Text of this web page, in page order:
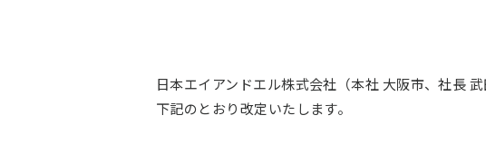
日本エイアンドエル株式会社（本社 大阪市、社長
下記のとおり改定いたします。